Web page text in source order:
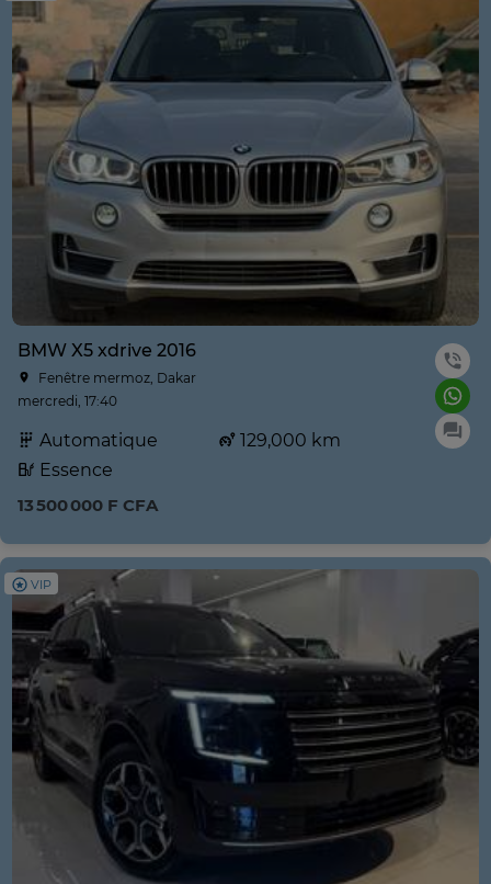
BMW X5 xdrive 2016
Fenêtre mermoz, Dakar
mercredi, 17:40
Automatique
129,000 km
Essence
13 500 000 F CFA
VIP